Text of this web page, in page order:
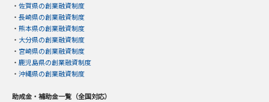
・ 佐賀県の創業融資制度
・ 長崎県の創業融資制度
・ 熊本県の創業融資制度
・ 大分県の創業融資制度
・ 宮崎県の創業融資制度
・ 鹿児島県の創業融資制度
・ 沖縄県の創業融資制度
助成金・補助金一覧（全国対応）